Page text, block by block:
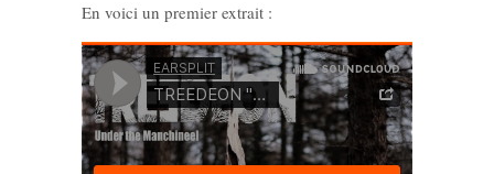
En voici un premier extrait :